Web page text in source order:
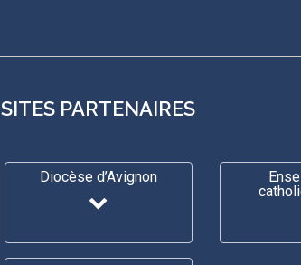
SITES PARTENAIRES
Diocèse d’Avignon